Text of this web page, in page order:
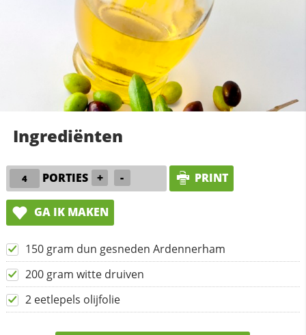
Ingrediënten
PORTIES + - PRINT
GA IK MAKEN
150 gram dun gesneden Ardennerham
200 gram witte druiven
2 eetlepels olijfolie